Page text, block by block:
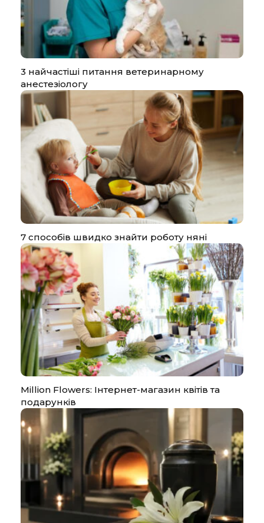
3 найчастіші питання ветеринарному
анестезіологу
7 способів швидко знайти роботу няні
Million Flowers: Інтернет-магазин квітів та
подарунків